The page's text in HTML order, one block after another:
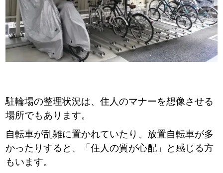
駐輪場の整理状況は、住人のマナーを想像させる
場所でもあります。
自転車が乱雑に置かれていたり、放置自転車が多
かったりすると、「住人の質が心配」と感じる方
もいます。